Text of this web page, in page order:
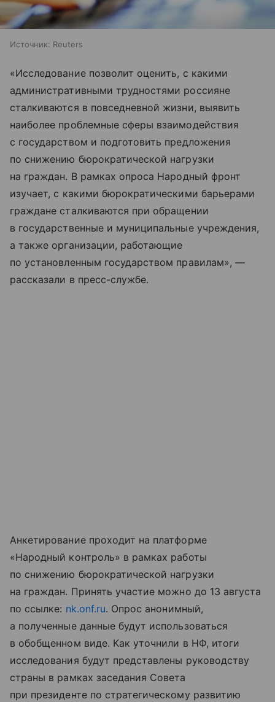
Источник: Reuters
«Исследование позволит оценить, с какими
административными трудностями россияне
сталкиваются в повседневной жизни, выявить
наиболее проблемные сферы взаимодействия
с государством и подготовить предложения
по снижению бюрократической нагрузки
на граждан. В рамках опроса Народный фронт
изучает, с какими бюрократическими барьерами
граждане сталкиваются при обращении
в государственные и муниципальные учреждения,
а также организации, работающие
по установленным государством правилам», —
рассказали в пресс-службе.
Анкетирование проходит на платформе
«Народный контроль» в рамках работы
по снижению бюрократической нагрузки
на граждан. Принять участие можно до 13 августа
по ссылке: nk.onf.ru. Опрос анонимный,
а полученные данные будут использоваться
в обобщенном виде. Как уточнили в НФ, итоги
исследования будут представлены руководству
страны в рамках заседания Совета
при президенте по стратегическому развитию